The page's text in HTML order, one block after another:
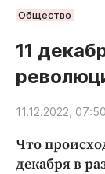
РУБРИКИ
Обнинск
Статьи
Общество
11
11.12.2022, 07:50
Что
декабря в